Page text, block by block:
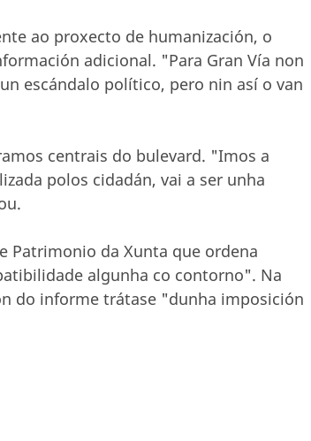
ao proxecto de humanización, o
adicional. "Para Gran Vía non
escándalo político, pero nin así o van
centrais do bulevard. "Imos a
polos cidadán, vai a ser unha
Patrimonio da Xunta que ordena
algunha co contorno". Na
do informe trátase "dunha imposición